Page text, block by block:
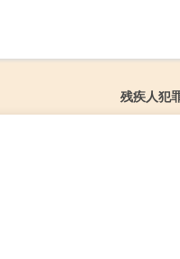
残疾人犯